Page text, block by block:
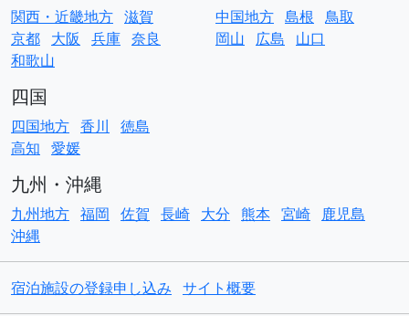
関西・近畿地方 滋賀
京都 大阪 兵庫 奈良
和歌山
中国地方 島根 鳥取
岡山
広島 山口
四国
四国地方 香川
徳島
高知 愛媛
九州・沖縄
九州地方 福岡 佐賀 長崎 大分 熊本 宮崎
鹿児島
沖縄
宿泊施設の登録申し込み サイト概要